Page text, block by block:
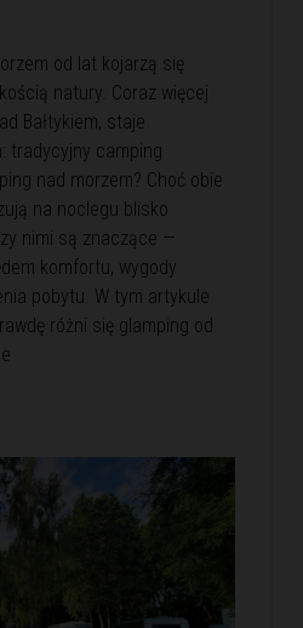
od lat kojarzą się
natury. Coraz więcej
Bałtykiem, staje
tradycyjny camping
nad morzem? Choć obie
na noclegu blisko
nimi są znaczące —
komfortu, wygody
pobytu. W tym artykule
różni się glamping od